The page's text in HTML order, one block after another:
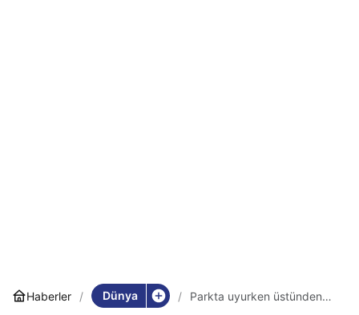
Haberler Dünya
Parkta uyurken üstünden